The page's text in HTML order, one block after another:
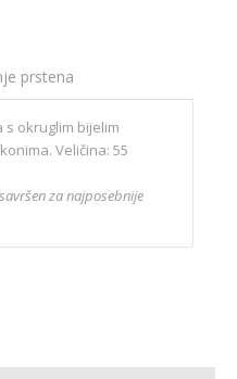
prstena
okruglim bijelim
Veličina: 55
za najposebnije